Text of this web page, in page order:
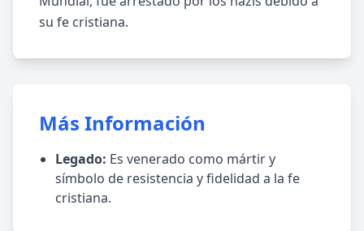
su fe cristiana.
Más Información
Legado: Es venerado como mártir y
símbolo de resistencia y fidelidad a la fe
cristiana.